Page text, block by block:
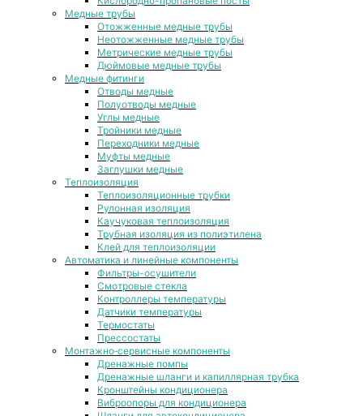
Медные трубы
Отожженные медные трубы
Неотожженные медные трубы
Метрические медные трубы
Дюймовые медные трубы
Медные фитинги
Отводы медные
Полуотводы медные
Углы медные
Тройники медные
Переходники медные
Муфты медные
Заглушки медные
Теплоизоляция
Теплоизоляционные трубки
Рулонная изоляция
Каучуковая теплоизоляция
Трубная изоляция из полиэтилена
Клей для теплоизоляции
Автоматика и линейные компоненты
Фильтры-осушители
Смотровые стекла
Контроллеры температуры
Датчики температуры
Термостаты
Прессостаты
Монтажно‑сервисные компоненты
Дренажные помпы
Дренажные шланги и капиллярная трубка
Кронштейны кондиционера
Виброопоры для кондиционера